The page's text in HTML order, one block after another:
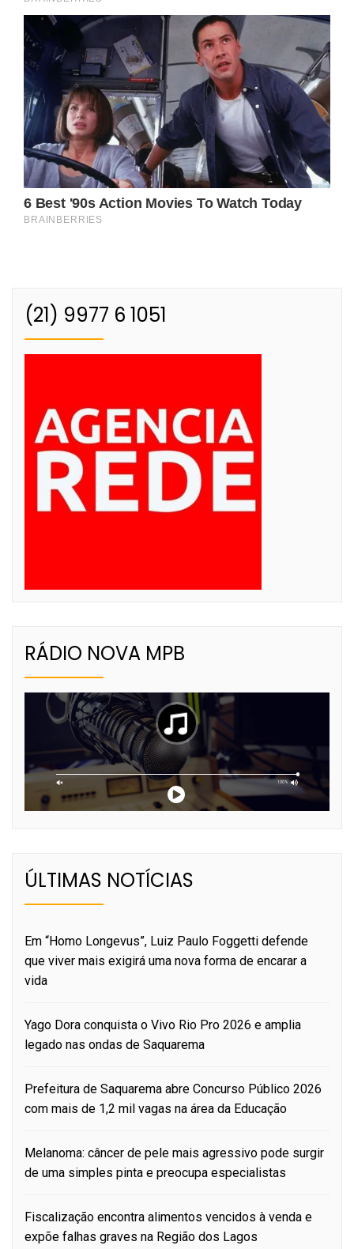
(21) 9977 6 1051
RÁDIO NOVA MPB
ÚLTIMAS NOTÍCIAS
Em “Homo Longevus”, Luiz Paulo Foggetti defende
que viver mais exigirá uma nova forma de encarar a
vida
Yago Dora conquista o Vivo Rio Pro 2026 e amplia
legado nas ondas de Saquarema
Prefeitura de Saquarema abre Concurso Público 2026
com mais de 1,2 mil vagas na área da Educação
Melanoma: câncer de pele mais agressivo pode surgir
de uma simples pinta e preocupa especialistas
Fiscalização encontra alimentos vencidos à venda e
expõe falhas graves na Região dos Lagos